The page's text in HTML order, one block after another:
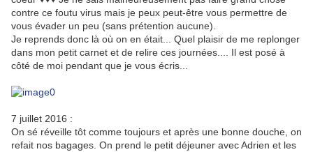
contre ce foutu virus mais je peux peut-être vous permettre de
vous évader un peu (sans prétention aucune).
Je reprends donc là où on en était... Quel plaisir de me replonger
dans mon petit carnet et de relire ces journées.... Il est posé à
côté de moi pendant que je vous écris...
7 juillet 2016 :
On sé réveille tôt comme toujours et après une bonne douche, on
refait nos bagages. On prend le petit déjeuner avec Adrien et les